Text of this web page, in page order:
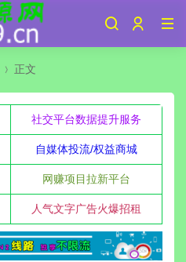
正文
社交平台数据提升服务
自媒体投流/权益商城
网赚项目拉新平台
人气文字广告火爆招租